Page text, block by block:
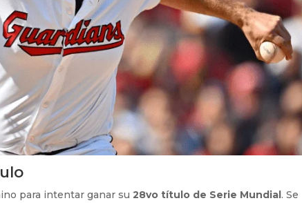
para intentar ganar su28vo título de Serie Mundial. Se